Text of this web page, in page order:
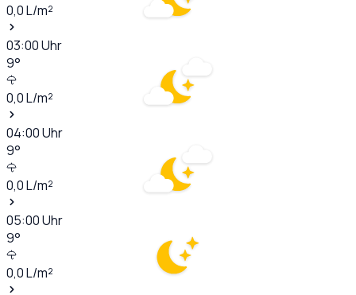
0,0L/m²
03:00Uhr
9°
0,0L/m²
04:00Uhr
9°
0,0L/m²
05:00Uhr
9°
0,0L/m²